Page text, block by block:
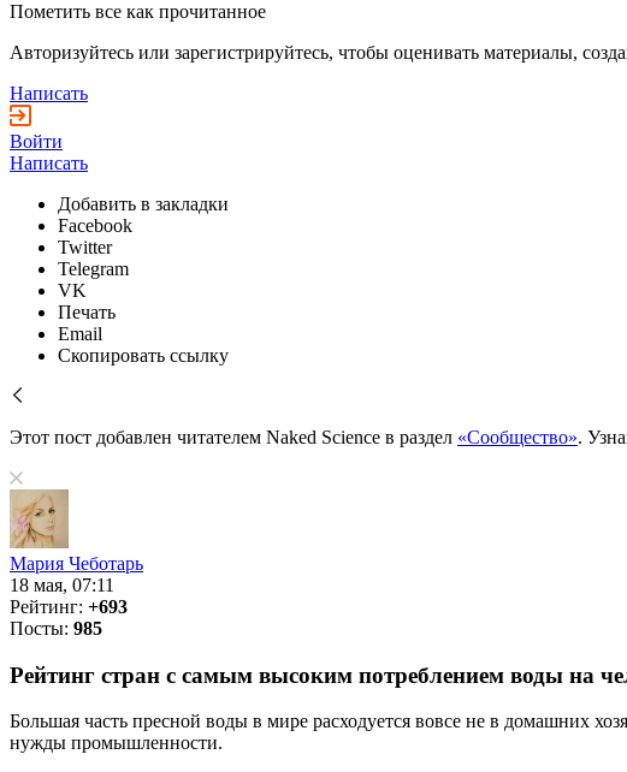
Пометить все как прочитанное
Авторизуйтесь или зарегистрируйтесь, чтобы оценивать материалы,
Написать
Войти
Написать
Добавить в закладки
Facebook
Twitter
Telegram
VK
Печать
Email
Скопировать ссылку
Этот пост добавлен читателем Naked Science в раздел «Сообщество».
Мария Чеботарь
18 мая, 07:11
Рейтинг: +693
Посты: 985
Рейтинг стран с самым высоким потреблением воды на
Большая часть пресной воды в мире расходуется вовсе не в домашних
нужды промышленности.